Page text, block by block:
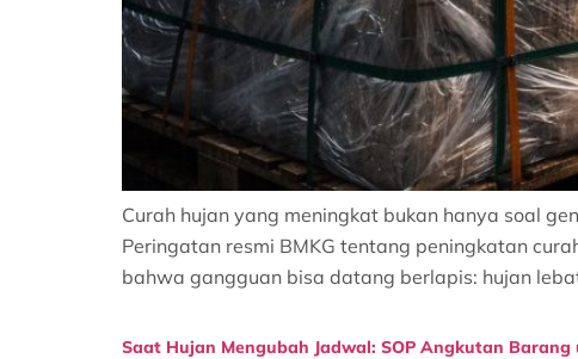
Curah hujan yang meningkat bukan hanya soal
Peringatan resmi BMKG tentang peningkatan
bahwa gangguan bisa datang berlapis: hujan
Saat Hujan Mengubah Jadwal: SOP Angkutan Barang